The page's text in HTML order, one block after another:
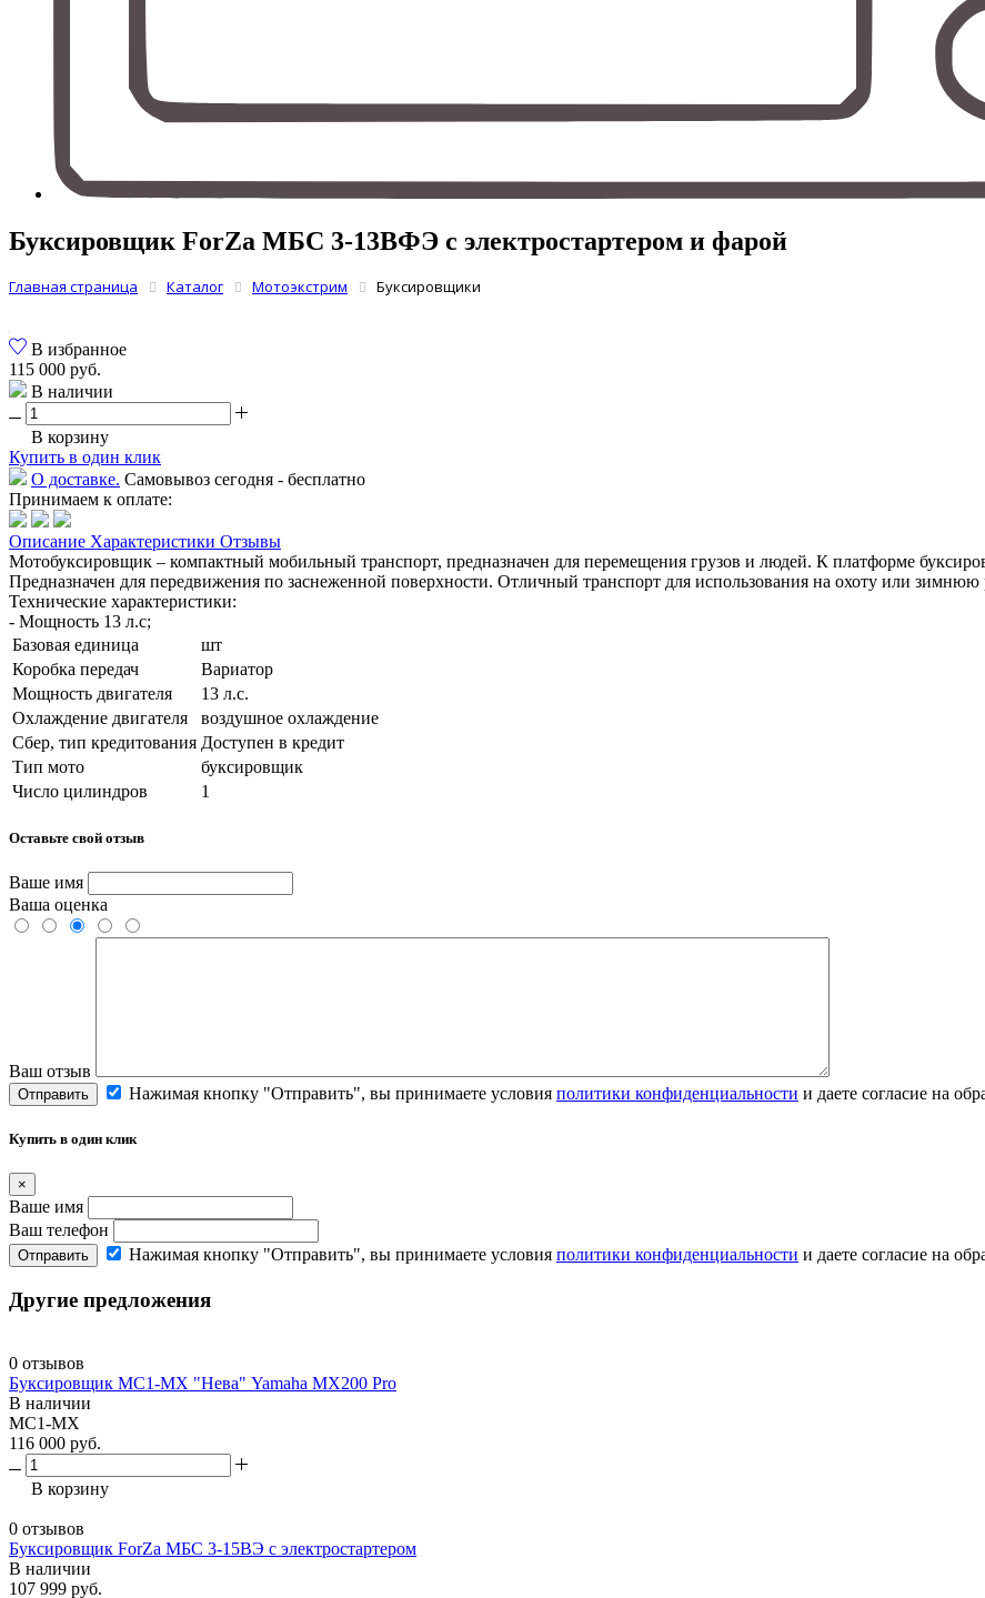
Буксировщик ForZa МБС 3-13ВФЭ с электростартером и фарой
Главная страница Каталог Мотоэкстрим Буксировщики
В избранное
115 000 руб.
В наличии
В корзину
Купить в один клик
О доставке. Самовывоз сегодня - бесплатно
Принимаем к оплате:
Описание Характеристики Отзывы
Мотобуксировщик – компактный мобильный транспорт, предназначен для перемещения грузов и людей. К платформе
Предназначен для передвижения по заснеженной поверхности. Отличный транспорт для использования на охоту или
Технические характеристики:
- Мощность 13 л.с;
Базовая единица
шт
Коробка передач
Вариатор
Мощность двигателя
13 л.с.
Охлаждение двигателя
воздушное охлаждение
Сбер, тип кредитования Доступен в кредит
Тип мото
буксировщик
Число цилиндров
1
Оставьте свой отзыв
Ваше имя
Ваша оценка
Ваш отзыв
Отправить Нажимая кнопку "Отправить", вы принимаете условия политики конфиденциальности и даете согласие на
Купить в один клик
×
Ваше имя
Ваш телефон
Отправить Нажимая кнопку "Отправить", вы принимаете условия политики конфиденциальности и даете согласие на
Другие предложения
0 отзывов
Буксировщик МС1-МХ "Нева" Yamaha MX200 Pro
В наличии
МС1-МХ
116 000 руб.
В корзину
0 отзывов
Буксировщик ForZa МБС 3-15ВЭ с электростартером
В наличии
107 999 руб.